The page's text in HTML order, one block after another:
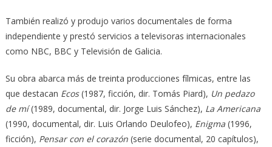
También realizó y produjo varios documentales de forma
independiente y prestó servicios a televisoras internacionales
como NBC, BBC y Televisión de Galicia.
Su obra abarca más de treinta producciones fílmicas, entre las
que destacan Ecos(1987, ficción, dir. Tomás Piard), Un pedazo
de mí(1989, documental, dir. Jorge Luis Sánchez), La Americana
(1990, documental, dir. Luis Orlando Deulofeo), Enigma(1996,
ficción), Pensar con el corazón(serie documental, 20 capítulos),